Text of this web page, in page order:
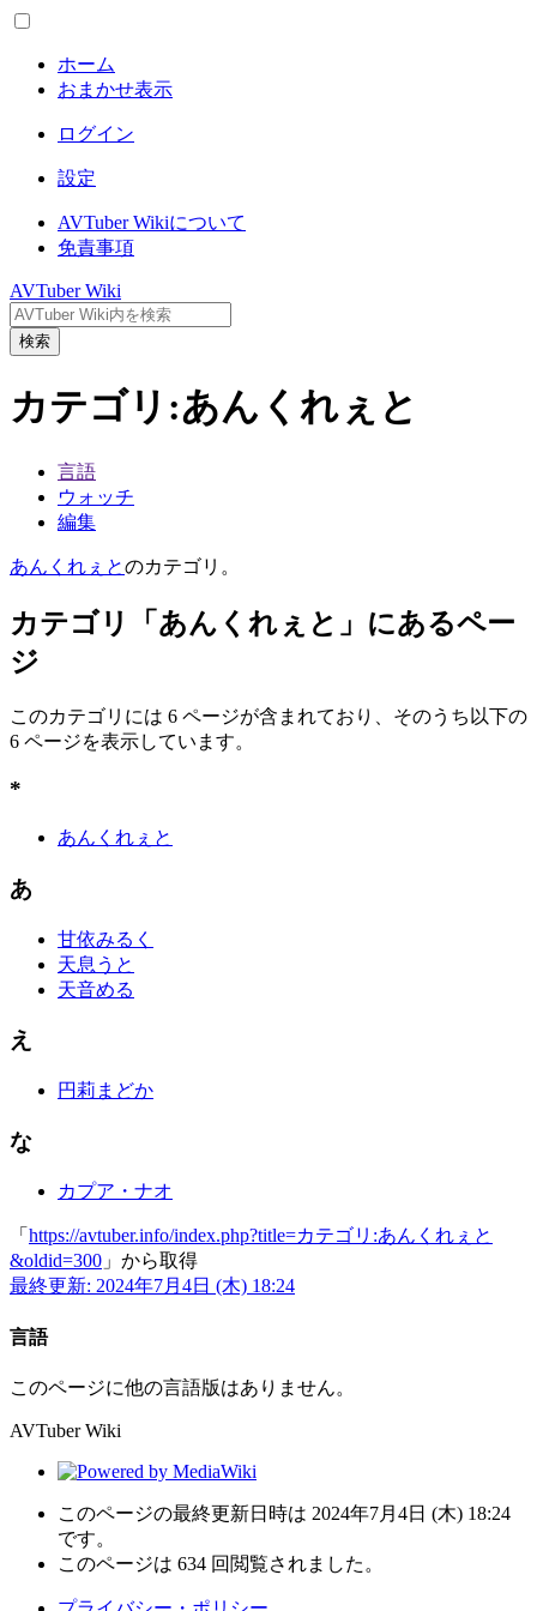
ホーム
おまかせ表示
ログイン
設定
AVTuber Wikiについて
免責事項
AVTuber Wiki
検索
カテゴリ :あんくれぇと
言語
ウォッチ
編集
あんくれぇとのカテゴリ。
カテゴリ「あんくれぇと」にあるペー
ジ
このカテゴリには 6 ページが含まれており、そのうち以下の
6 ページを表示しています。
*
あんくれぇと
あ
甘依みるく
天息うと
天音める
え
円莉まどか
な
カプア・ナオ
「 https://avtuber.info/index.php?title=カテゴリ:あんくれぇと
&oldid=300 」から取得
最終更新: 2024年7月4日 (木) 18:24
言語
このページに他の言語版はありません。
AVTuber Wiki
このページの最終更新日時は 2024年7月4日 (木) 18:24
です。
このページは 634 回閲覧されました。